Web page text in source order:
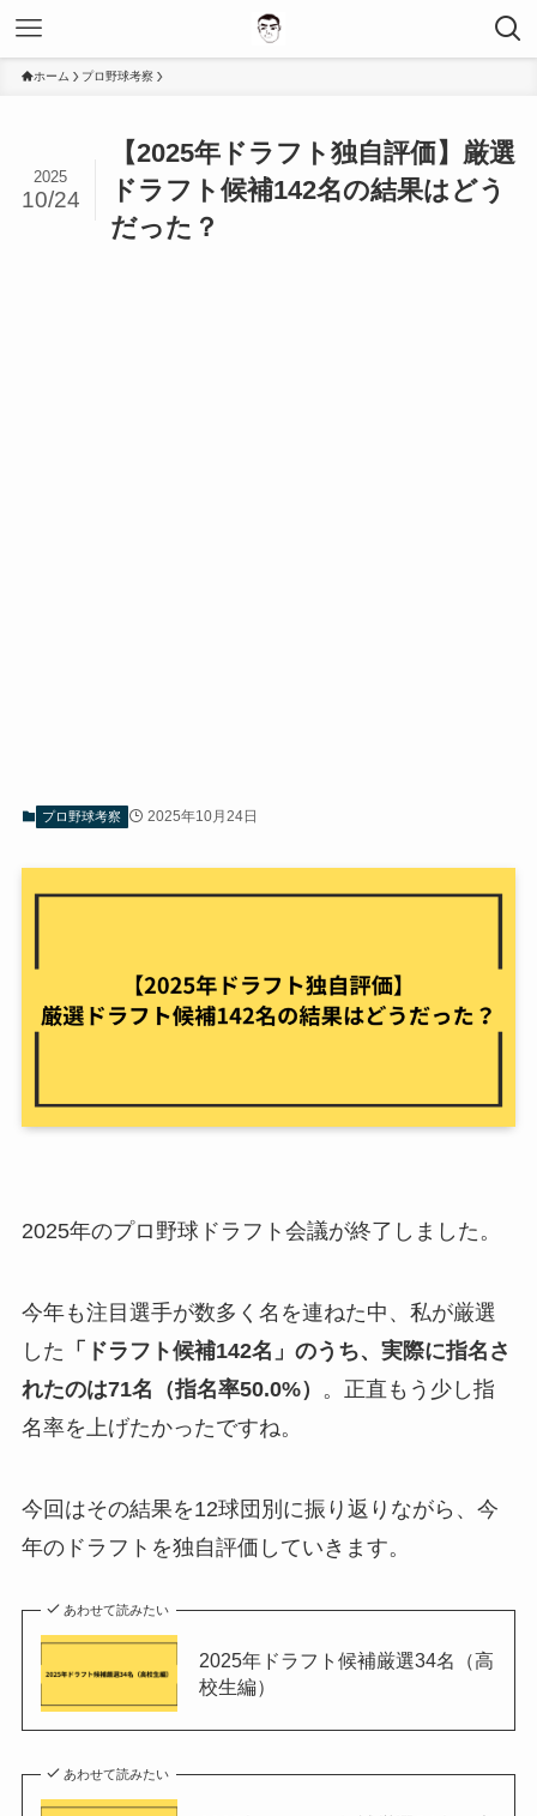
ホーム プロ野球考察
【2025年ドラフト独自評価】厳選
ドラフト候補142名の結果はどう
だった？
2025
10/24
プロ野球考察 2025年10月24日
2025年のプロ野球ドラフト会議が終了しました。
今年も注目選手が数多く名を連ねた中、私が厳選
した 「ドラフト候補142名」 のうち、実際に指名さ
れたのは71名 （指名率50.0%） 。正直もう少し指
名率を上げたかったですね。
今回はその結果を12球団別に振り返りながら、今
年のドラフトを独自評価していきます。
あわせて読みたい
2025年ドラフト候補厳選34名（高
校生編）
あわせて読みたい